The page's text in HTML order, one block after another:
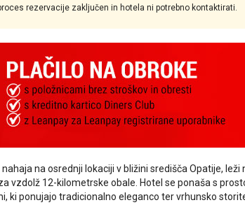
rezervacije zaključen in hotela ni potrebno kontaktirati.
na osrednji lokaciji v bližini središča Opatije,
vzdolž 12-kilometrske obale. Hotel se ponaša s
ki ponujajo tradicionalno eleganco ter vrhunsko